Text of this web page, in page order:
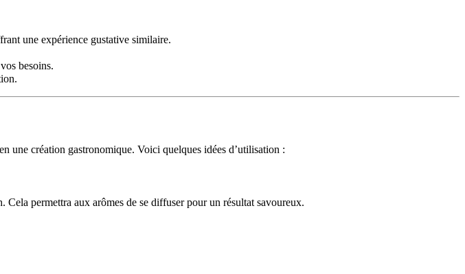
une expérience gustative similaire.
besoins.
une création gastronomique. Voici quelques idées d’utilisation :
permettra aux arômes de se diffuser pour un résultat savoureux.